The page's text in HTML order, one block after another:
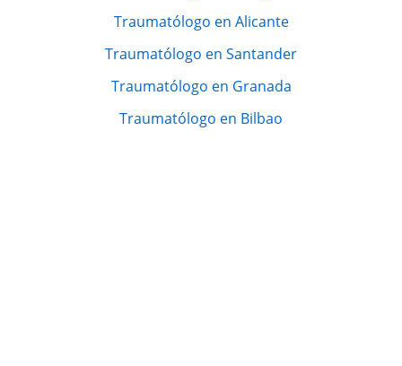
Traumatólogo en Alicante
Traumatólogo en Santander
Traumatólogo en Granada
Traumatólogo en Bilbao